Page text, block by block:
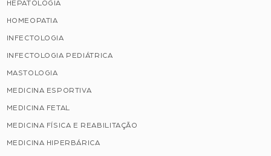
HEPATOLOGIA
HOMEOPATIA
INFECTOLOGIA
INFECTOLOGIA PEDIÁTRICA
MASTOLOGIA
MEDICINA ESPORTIVA
MEDICINA FETAL
MEDICINA FÍSICA E REABILITAÇÃO
MEDICINA HIPERBÁRICA